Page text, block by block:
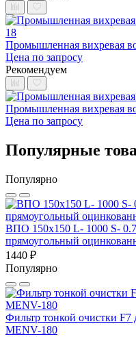
Промышленная вихревая
Цена по запросу
Рекомендуем
Промышленная вихревая
Цена по запросу
Популярные
Популярно
ВПО 150x150 L- 1000 S-
прямоугольный
1440 ₽
Популярно
Фильтр тонкой очистки
MENV-180